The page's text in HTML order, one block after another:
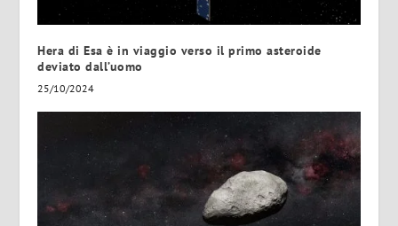
Hera di Esa è in viaggio verso il primo asteroide
deviato dall’uomo
25/10/2024